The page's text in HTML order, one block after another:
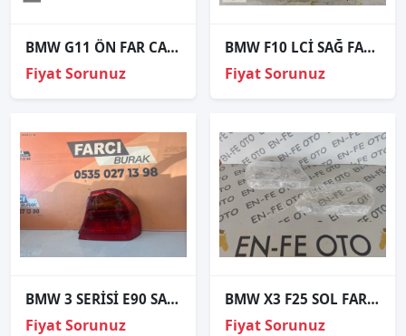
BMW G11 ÖN FAR CAMI SAĞ SOL 2015 ADET FİYAT
Fiyat Sorunuz
BMW F10 LCİ SAĞ FAR ORJİNAL
Fiyat Sorunuz
BMW 3 SERİSİ E90 SAĞ STOP ORJİNAL 1
Fiyat Sorunuz
BMW X3 F25 SOL FAR CAMI SIFIR 2011 2012 2013 2014
Fiyat Sorunuz